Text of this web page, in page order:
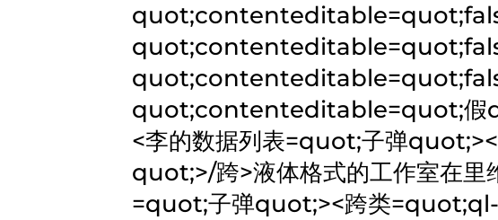
quot;contenteditable=quot;假
<李的数据列表=quot;子弹
quot;>/跨>液体格式的工作室在里
=quot;子弹quot;><跨类